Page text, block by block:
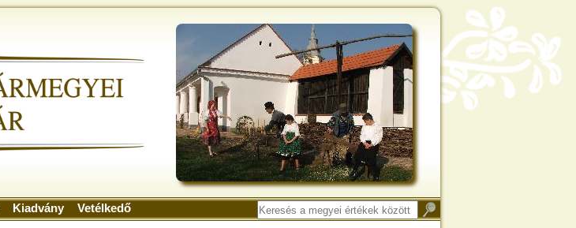
Kiadvány Vetélkedő